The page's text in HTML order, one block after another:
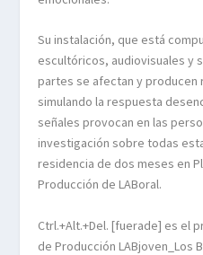
Su instalación, que está
escultóricos, audiovisuales y
partes se afectan y producen
simulando la respuesta
señales provocan en las
investigación sobre todas
residencia de dos meses en
Producción de LABoral.
Ctrl.+Alt.+Del. [fuerade] es el
de Producción LABjoven_Los